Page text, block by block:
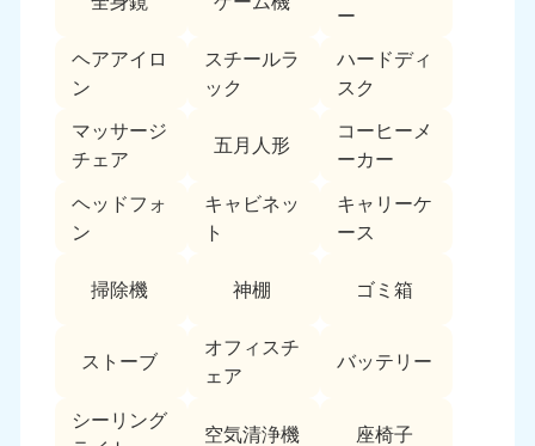
ー
ヘアアイロ
ン
スチールラ
ック
ハードディ
スク
マッサージ
チェア
五月人形
コーヒーメ
ーカー
ヘッドフォ
ン
キャビネッ
ト
キャリーケ
ース
掃除機 神棚 ゴミ箱
ストーブ
オフィスチ
ェア
バッテリー
シーリング
空気清浄機 座椅子
050-1881-5271
9:00〜19:00 年中無休
関東
050-1881-5265
9:00〜19:00 年中無休
050-1881-5264
9:00〜19:00 年中無休
千葉県
9:00〜19:00 年中無休
埼玉県
9:00〜19:00 年中無休
050-1881-5270 050-1881-5269